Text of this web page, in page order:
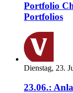
Portfolio
Portfolios
Dienstag, 23.
23.06.: